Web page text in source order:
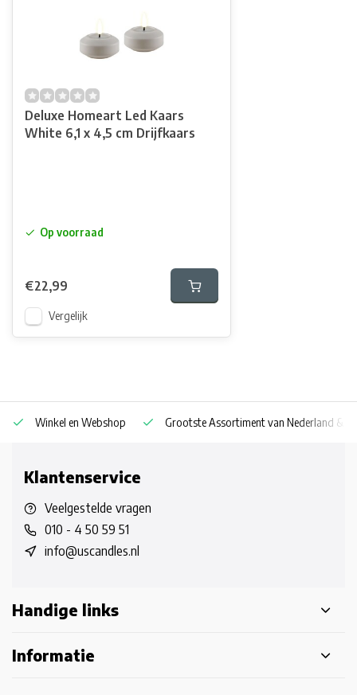
Deluxe Homeart Led Kaars
White 6,1 x 4,5 cm Drijfkaars
Op voorraad
€22,99
Vergelijk
Winkel en Webshop Grootste Assortiment van Nederland &
Klantenservice
Veelgestelde vragen
010 - 4 50 59 51
info@uscandles.nl
Handige links
Informatie